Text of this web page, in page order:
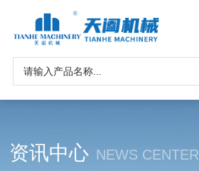
资讯中心 NEWS CENTER